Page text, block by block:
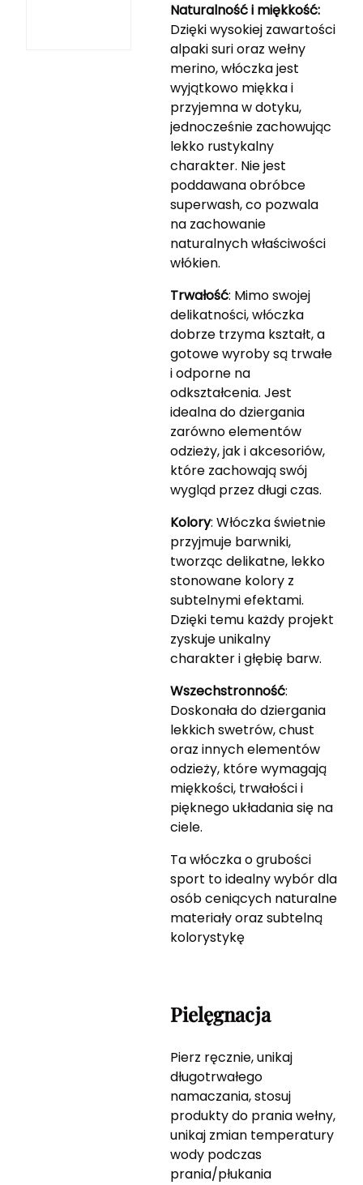
Naturalność i miękkość:
Dzięki wysokiej zawartości
alpaki suri oraz wełny
merino, włóczka jest
wyjątkowo miękka i
przyjemna w dotyku,
jednocześnie zachowując
lekko rustykalny
charakter. Nie jest
poddawana obróbce
superwash, co pozwala
na zachowanie
naturalnych właściwości
włókien.
Trwałość: Mimo swojej
delikatności, włóczka
dobrze trzyma kształt, a
gotowe wyroby są trwałe
i odporne na
odkształcenia. Jest
idealna do dziergania
zarówno elementów
odzieży, jak i akcesoriów,
które zachowają swój
wygląd przez długi czas.
Kolory: Włóczka świetnie
przyjmuje barwniki,
tworząc delikatne, lekko
stonowane kolory z
subtelnymi efektami.
Dzięki temu każdy projekt
zyskuje unikalny
charakter i głębię barw.
Wszechstronność:
Doskonała do dziergania
lekkich swetrów, chust
oraz innych elementów
odzieży, które wymagają
miękkości, trwałości i
pięknego układania się na
ciele.
Ta włóczka o grubości
sport to idealny wybór dla
osób ceniących naturalne
materiały oraz subtelną
kolorystykę
Pielęgnacja
Pierz ręcznie, unikaj
długotrwałego
namaczania, stosuj
produkty do prania wełny,
unikaj zmian temperatury
wody podczas
prania/płukania